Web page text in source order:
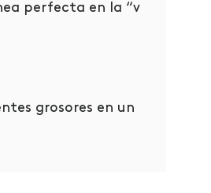
perfecta en la “v
grosores en un